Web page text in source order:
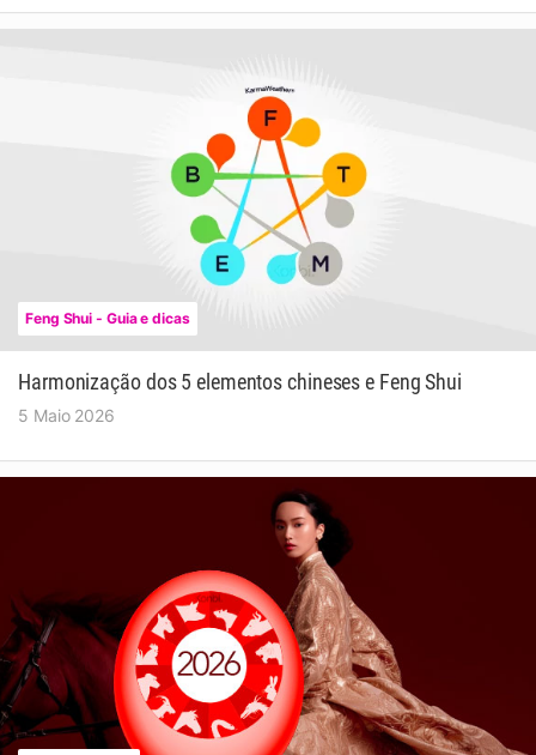
Feng Shui - Guia e dicas
Harmonização dos 5 elementos chineses e Feng Shui
5 Maio 2026